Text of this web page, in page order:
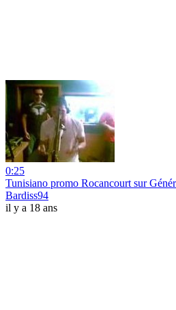
0:25
Tunisiano promo Rocancourt sur
Bardiss94
il y a 18 ans